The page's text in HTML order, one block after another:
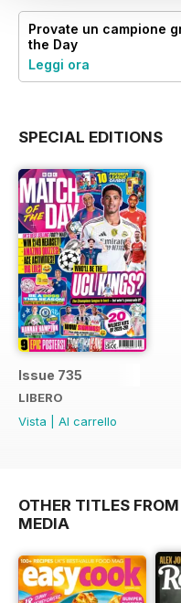
Provate un campione
the Day
Leggi ora
SPECIAL EDITIONS
Issue 735
LIBERO
Vista
Al carrello
OTHER TITLES
MEDIA